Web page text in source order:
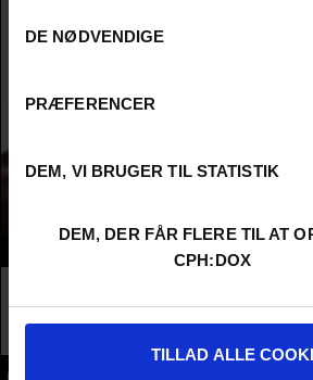
DE NØDVENDIGE
PRÆFERENCER
DEM, VI BRUGER TIL STATISTIK
DEM, DER FÅR FLERE TIL AT
CPH:DOX
TILLAD ALLE
Company
TV2